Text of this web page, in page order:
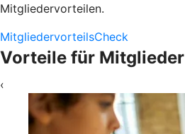
Mitgliedervorteilen.
MitgliedervorteilsCheck
Vorteile für Mitglieder
‹